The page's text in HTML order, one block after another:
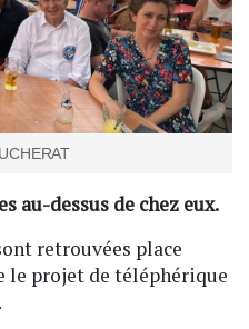
au-dessus de chez eux.
retrouvées place
le projet de téléphérique